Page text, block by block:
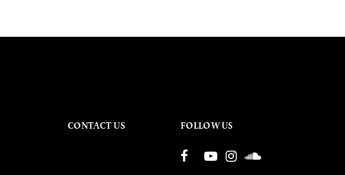
CONTACT US FOLLOW US